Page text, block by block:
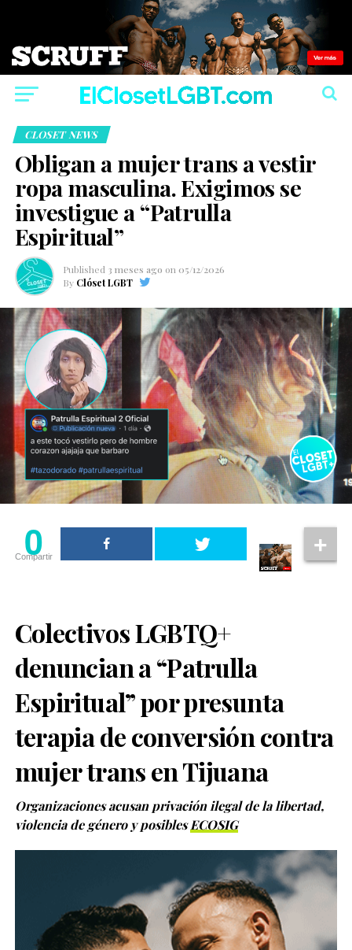
CLOSET NEWS
Obligan a mujer trans a vestir
ropa masculina. Exigimos se
investigue a “Patrulla
Espiritual”
Published 3 meses ago on 05/12/2026
By Clóset LGBT
0
Compartir
Colectivos LGBTQ+
denuncian a “Patrulla
Espiritual” por presunta
terapia de conversión contra
mujer trans en Tijuana
Organizaciones acusan privación ilegal de la libertad,
violencia de género y posiblesECOSIG